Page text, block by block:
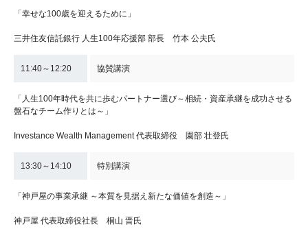
「幸せな100歳を迎えるために」
三井住友信託銀行 人生100年応援部 部長 竹本 公夫氏
11:40～12:20 協賛講演
「人生100年時代を共に歩むパートナー選び～相続・資産承継を成功させる
盤石なチーム作りとは～」
Investance Wealth Management 代表取締役 園部 壮登氏
13:30～14:10 特別講演
「神戸屋の事業承継 ～本質を見据え新たな価値を創造～」
神戸屋 代表取締役社長 桐山 晋氏